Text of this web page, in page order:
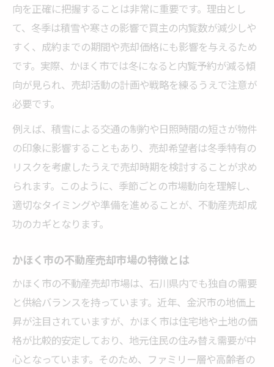
かほく市の冬の需要減と売却対策
不動産売却の冬場特有の課題と対応策
冬の市場動向を踏まえた売却戦略
かほく市の売却相場と冬季の特徴
冬に不動産売却を成功へ導くための秘訣とは
かほく市の冬季売却で差がつくポイント
冬の動向を活かした不動産売却戦略術
売却相場を踏まえた冬季の対応法
冬の内覧数減少を乗り越える方法
石川県かほく市で相場を把握する実践的な手順
かほく市の過去データから学ぶ冬の相場
売却価格の目安を冬に見極める方法
不動産売却に役立つ冬の情報収集術
🏠 かんたん無料査定
向を正確に把握することは非常に重要です。理由とし
て、冬季は積雪や寒さの影響で買主の内覧数が減少しや
すく、成約までの期間や売却価格にも影響を与えるため
です。実際、かほく市では冬になると内覧予約が減る傾
向が見られ、売却活動の計画や戦略を練るうえで注意が
必要です。
例えば、積雪による交通の制約や日照時間の短さが物件
の印象に影響することもあり、売却希望者は冬季特有の
リスクを考慮したうえで売却時期を検討することが求め
られます。このように、季節ごとの市場動向を理解し、
適切なタイミングや準備を進めることが、不動産売却成
功のカギとなります。
かほく市の不動産売却市場の特徴とは
かほく市の不動産売却市場は、石川県内でも独自の需要
と供給バランスを持っています。近年、金沢市の地価上
昇が注目されていますが、かほく市は住宅地や土地の価
格が比較的安定しており、地元住民の住み替え需要が中
心となっています。そのため、ファミリー層や高齢者の